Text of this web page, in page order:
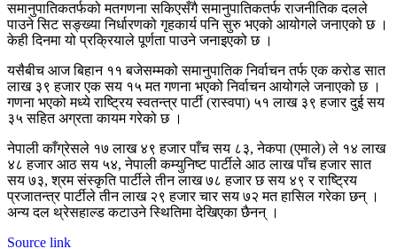
समानुपातिकतर्फको मतगणना सकिएसँगै समानुपातिकतर्फ राजनीतिक दलले
पाउने सिट सङ्ख्या निर्धारणको गृहकार्य पनि सुरु भएको आयोगले जनाएको छ ।
केही दिनमा यो प्रक्रियाले पूर्णता पाउने जनाइएको छ ।
यसैबीच आज बिहान ११ बजेसम्मको समानुपातिक निर्वाचन तर्फ एक करोड सात
लाख ३९ हजार एक सय १५ मत गणना भएको निर्वाचन आयोगले जनाएको छ ।
गणना भएको मध्ये राष्ट्रिय स्वतन्त्र पार्टी (रास्वपा) ५१ लाख ३९ हजार दुई सय
३५ सहित अग्रता कायम गरेको छ ।
नेपाली काँग्रेसले १७ लाख ४९ हजार पाँच सय ८३, नेकपा (एमाले) ले १४ लाख
४८ हजार आठ सय ५४, नेपाली कम्युनिष्ट पार्टीले आठ लाख पाँच हजार सात
सय ७३, श्रम संस्कृति पार्टीले तीन लाख ७८ हजार छ सय ४९ र राष्ट्रिय
प्रजातन्त्र पार्टीले तीन लाख २९ हजार चार सय ७२ मत हासिल गरेका छन् ।
अन्य दल थ्रेसहाल्ड कटाउने स्थितिमा देखिएका छैनन् ।
Source link